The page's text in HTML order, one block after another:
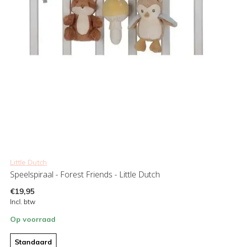
Little Dutch
Speelspiraal - Forest Friends - Little Dutch
€19,95
Incl. btw
Op voorraad
Standaard